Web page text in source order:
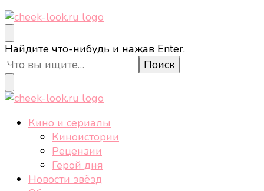
cheek-look.ru
Женский сайт о звездах и кино, а также трендах,
здоровом образе жизни, спорте, стиле, отдыхе и
еде.
Ищите
что-
то?
Найдите что-нибудь и нажав Enter.
cheek-look.ru
Женский сайт о звездах и кино, а также трендах,
здоровом образе жизни, спорте, стиле, отдыхе и
Кино и сериалы
Киноистории
Рецензии
Герой дня
Новости звёзд